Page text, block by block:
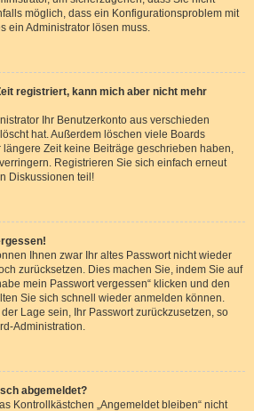
möglich, dass ein Konfigurationsproblem mit
ein Administrator lösen muss.
registriert, kann mich aber nicht mehr
Ihr Benutzerkonto aus verschieden
hat. Außerdem löschen viele Boards
Zeit keine Beiträge geschrieben haben,
Registrieren Sie sich einfach erneut
Diskussionen teil!
Ihnen zwar Ihr altes Passwort nicht wieder
zurücksetzen. Dies machen Sie, indem Sie auf
mein Passwort vergessen“ klicken und den
Sie sich schnell wieder anmelden können.
Lage sein, Ihr Passwort zurückzusetzen, so
Administration.
abgemeldet?
Kontrollkästchen „Angemeldet bleiben“ nicht